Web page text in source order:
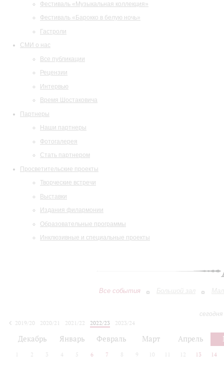
Фестиваль «Музыкальная коллекция»
Фестиваль «Барокко в белую ночь»
Гастроли
СМИ о нас
Все публикации
Рецензии
Интервью
Время Шостаковича
Партнеры
Наши партнеры
Фотогалерея
Стать партнером
Просветительские проекты
Творческие встречи
Выставки
Издания филармонии
Образовательные программы
Инклюзивные и специальные проекты
Все события Большой зал
2019/20
2020/21 2021/22 2022/23
2023/24
Декабрь Январь Февраль Март Апрель
2 3 4 5 6 7 8 9 10 12 13 14